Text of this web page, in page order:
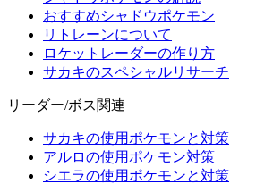
おすすめシャドウポケモン
リトレーンについて
ロケットレーダーの作り方
サカキのスペシャルリサーチ
リーダー/ボス関連
サカキの使用ポケモンと対策
アルロの使用ポケモン対策
シエラの使用ポケモンと対策